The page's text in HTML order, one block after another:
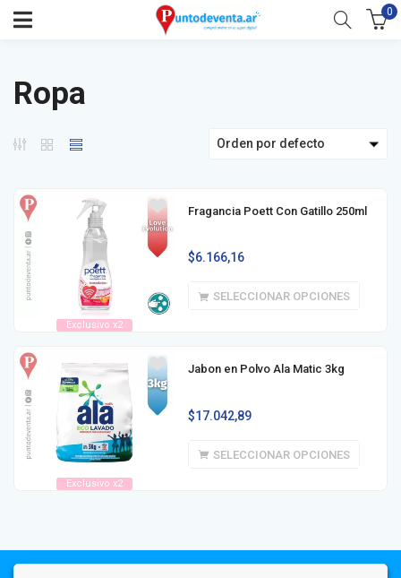
0
Ropa
Orden por defecto
Exclusivo x2
Fragancia Poett Con Gatillo 250ml
$6.166,16
SELECCIONAR OPCIONES
Exclusivo x2
Jabon en Polvo Ala Matic 3kg
$17.042,89
SELECCIONAR OPCIONES